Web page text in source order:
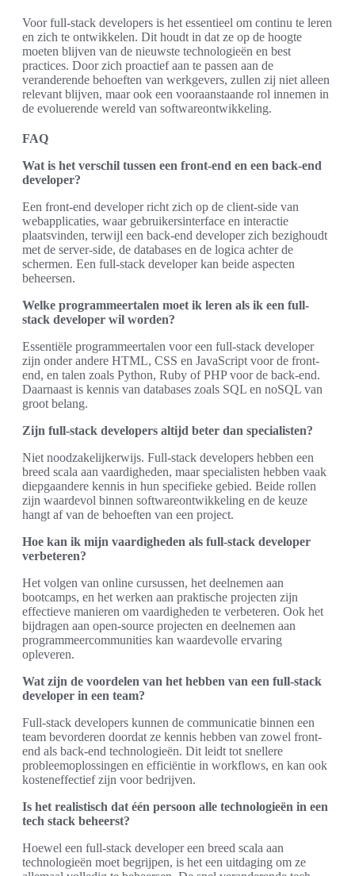
Voor full-stack developers is het essentieel om continu te leren
en zich te ontwikkelen. Dit houdt in dat ze op de hoogte
moeten blijven van de nieuwste technologieën en best
practices. Door zich proactief aan te passen aan de
veranderende behoeften van werkgevers, zullen zij niet alleen
relevant blijven, maar ook een vooraanstaande rol innemen in
de evoluerende wereld van softwareontwikkeling.
FAQ
Wat is het verschil tussen een front-end en een back-end
developer?
Een front-end developer richt zich op de client-side van
webapplicaties, waar gebruikersinterface en interactie
plaatsvinden, terwijl een back-end developer zich bezighoudt
met de server-side, de databases en de logica achter de
schermen. Een full-stack developer kan beide aspecten
beheersen.
Welke programmeertalen moet ik leren als ik een full-
stack developer wil worden?
Essentiële programmeertalen voor een full-stack developer
zijn onder andere HTML, CSS en JavaScript voor de front-
end, en talen zoals Python, Ruby of PHP voor de back-end.
Daarnaast is kennis van databases zoals SQL en noSQL van
groot belang.
Zijn full-stack developers altijd beter dan specialisten?
Niet noodzakelijkerwijs. Full-stack developers hebben een
breed scala aan vaardigheden, maar specialisten hebben vaak
diepgaandere kennis in hun specifieke gebied. Beide rollen
zijn waardevol binnen softwareontwikkeling en de keuze
hangt af van de behoeften van een project.
Hoe kan ik mijn vaardigheden als full-stack developer
verbeteren?
Het volgen van online cursussen, het deelnemen aan
bootcamps, en het werken aan praktische projecten zijn
effectieve manieren om vaardigheden te verbeteren. Ook het
bijdragen aan open-source projecten en deelnemen aan
programmeercommunities kan waardevolle ervaring
opleveren.
Wat zijn de voordelen van het hebben van een full-stack
developer in een team?
Full-stack developers kunnen de communicatie binnen een
team bevorderen doordat ze kennis hebben van zowel front-
end als back-end technologieën. Dit leidt tot snellere
probleemoplossingen en efficiëntie in workflows, en kan ook
kosteneffectief zijn voor bedrijven.
Is het realistisch dat één persoon alle technologieën in een
tech stack beheerst?
Hoewel een full-stack developer een breed scala aan
technologieën moet begrijpen, is het een uitdaging om ze